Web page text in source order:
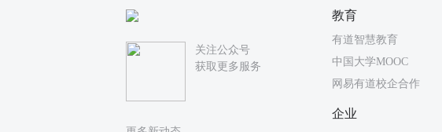
关注公众号
获取更多服务
教育
有道智慧教育
中国大学MOOC
网易有道校企合作
企业